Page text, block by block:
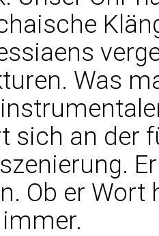
Was
sich an der
Ob er Wort